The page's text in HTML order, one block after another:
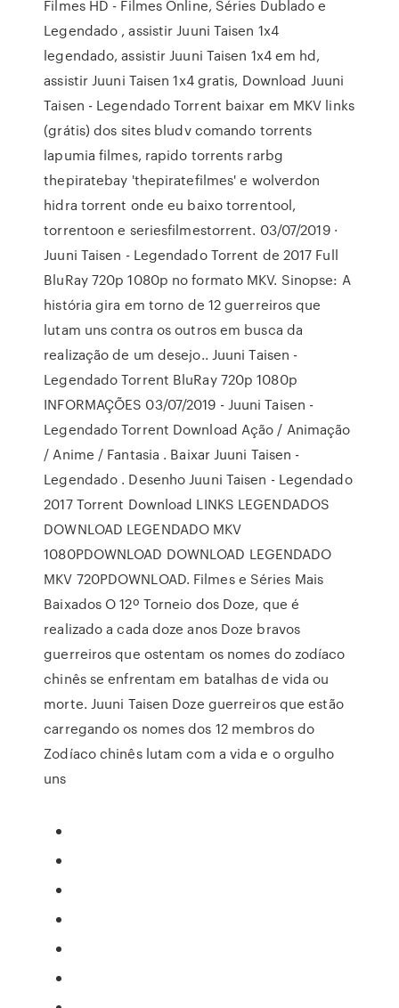
Filmes HD - Filmes Online, Séries Dublado e
Legendado , assistir Juuni Taisen 1x4
legendado, assistir Juuni Taisen 1x4 em hd,
assistir Juuni Taisen 1x4 gratis, Download Juuni
Taisen - Legendado Torrent baixar em MKV links
(grátis) dos sites bludv comando torrents
lapumia filmes, rapido torrents rarbg
thepiratebay 'thepiratefilmes' e wolverdon
hidra torrent onde eu baixo torrentool,
torrentoon e seriesfilmestorrent. 03/07/2019 ·
Juuni Taisen - Legendado Torrent de 2017 Full
BluRay 720p 1080p no formato MKV. Sinopse: A
história gira em torno de 12 guerreiros que
lutam uns contra os outros em busca da
realização de um desejo.. Juuni Taisen -
Legendado Torrent BluRay 720p 1080p
INFORMAÇÕES 03/07/2019 - Juuni Taisen -
Legendado Torrent Download Ação / Animação
/ Anime / Fantasia . Baixar Juuni Taisen -
Legendado . Desenho Juuni Taisen - Legendado
2017 Torrent Download LINKS LEGENDADOS
DOWNLOAD LEGENDADO MKV
1080PDOWNLOAD DOWNLOAD LEGENDADO
MKV 720PDOWNLOAD. Filmes e Séries Mais
Baixados O 12º Torneio dos Doze, que é
realizado a cada doze anos Doze bravos
guerreiros que ostentam os nomes do zodíaco
chinês se enfrentam em batalhas de vida ou
morte. Juuni Taisen Doze guerreiros que estão
carregando os nomes dos 12 membros do
Zodíaco chinês lutam com a vida e o orgulho
uns